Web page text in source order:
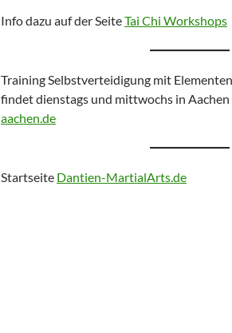
Info dazu auf der SeiteTai Chi Workshops
Training Selbstverteidigung mit
findet dienstags und mittwochs in
aachen.de
Startseite Dantien-MartialArts.de